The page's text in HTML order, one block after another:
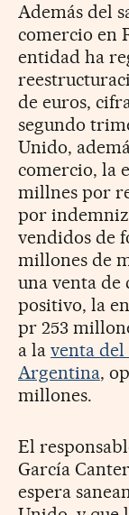
Además del
comercio en
entidad ha
de euros,
segundo
Unido,
comercio, la
millnes por
por
vendidos de
millones de
una venta
positivo, la
pr 253
a la venta del
Argentina,
millones.
El
García
espera